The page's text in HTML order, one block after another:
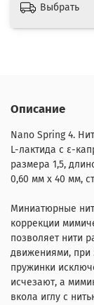
Выбрать
Описание
Nano Spring 4.
L-лактида с ε-
размера 1,5,
0,60 мм х 40 мм,
Миниатюрные
коррекции
позволяет нити
движениями, при
пружинки
исчезают, а
вкола иглу с